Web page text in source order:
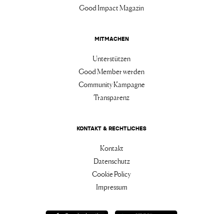
Good Impact Magazin
MITMACHEN
Unterstützen
Good Member werden
Community Kampagne
Transparenz
KONTAKT & RECHTLICHES
Kontakt
Datenschutz
Cookie Policy
Impressum